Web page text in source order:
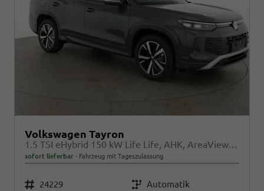
Volkswagen Tayron
1.5 TSI eHybrid 150 kW Life Life, AHK, AreaView, Side, Navi, Winter, 5-J. Garantie
sofort lieferbar Fahrzeug mit Tageszulassung
Fahrzeugnr. 24229 Getriebe Automatik